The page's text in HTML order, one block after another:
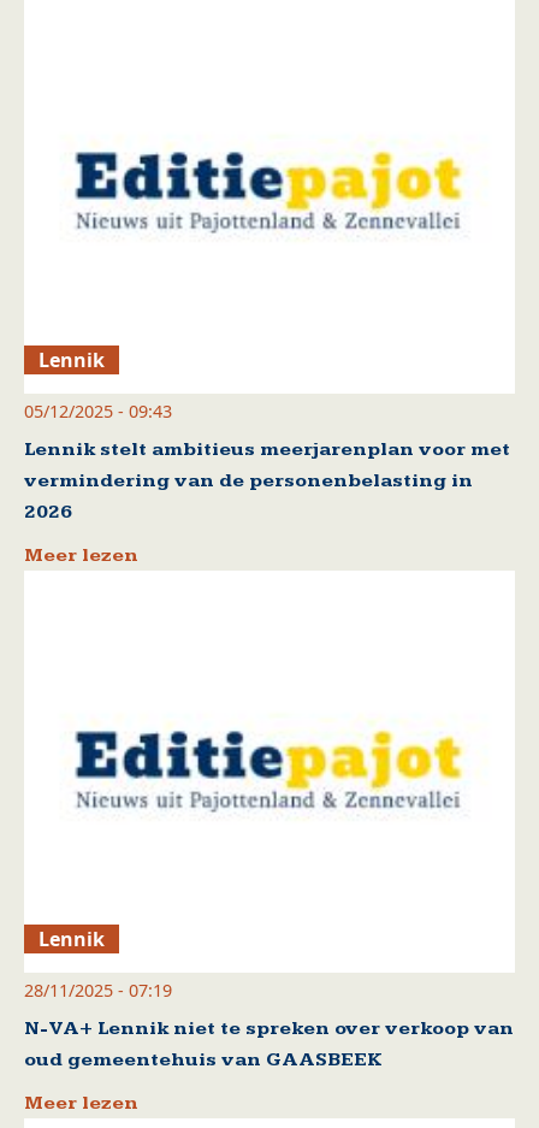
Lennik
05/12/2025 - 09:43
Lennik stelt ambitieus meerjarenplan voor met
vermindering van de personenbelasting in
2026
Meer lezen
Lennik
28/11/2025 - 07:19
N-VA+ Lennik niet te spreken over verkoop van
oud gemeentehuis van GAASBEEK
Meer lezen